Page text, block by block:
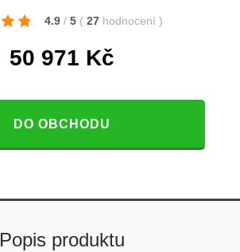
4.9 / 5 ( 27 hodnocení )
50 971 Kč
DO OBCHODU
Popis produktu